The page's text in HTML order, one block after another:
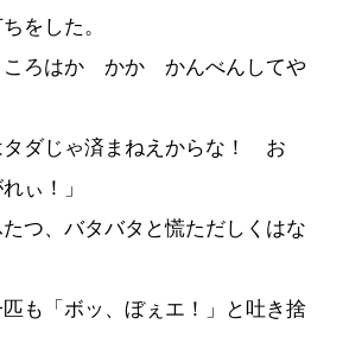
をした。
ころはか かか かんべんしてや
タダじゃ済まねえからな！ お
ぃ！」
つ、バタバタと慌ただしくはな
も「ボッ、ぼぇエ！」と吐き捨